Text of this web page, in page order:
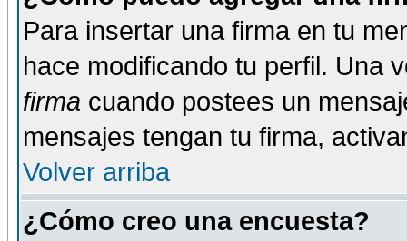
Para insertar una firma en tu
hace modificando tu perfil. Una
firma cuando postees un
mensajes tengan tu firma,
Volver arriba
¿Cómo creo una encuesta?